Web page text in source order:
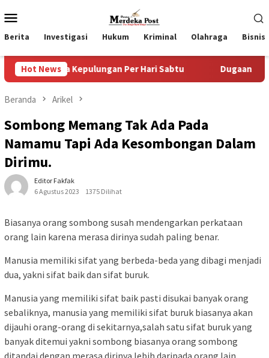
ke
kontenMobile
Berita Investigasi Hukum Kriminal Olahraga Bisnis
Hot News
Kepulungan Per Hari Sabtu Dugaan Pungli SKAB di
Beranda Arikel
Sombong Memang Tak Ada Pada
Namamu Tapi Ada Kesombongan Dalam
Dirimu.
Editor Fakfak
6 Agustus 2023
1375 Dilihat
Biasanya orang sombong susah mendengarkan perkataan
orang lain karena merasa dirinya sudah paling benar.
Manusia memiliki sifat yang berbeda-beda yang dibagi menjadi
dua, yakni sifat baik dan sifat buruk.
Manusia yang memiliki sifat baik pasti disukai banyak orang
sebaliknya, manusia yang memiliki sifat buruk biasanya akan
dijauhi orang-orang di sekitarnya,salah satu sifat buruk yang
banyak ditemui yakni sombong biasanya orang sombong